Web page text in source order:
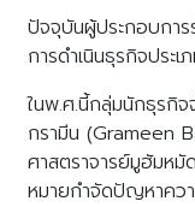
ปัจจุบันผู้ประกอบการ
การดำเนินธุรกิจประ
ในพ.ศ.นี้กลุ่มนักธุรกิจ
กรามีน (Grameen
ศาสตราจารย์มูฮัมหมั
หมายกำจัดปัญหาควา